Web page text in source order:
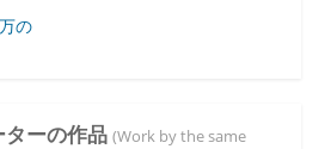
の
ーの作品 (Work by the same